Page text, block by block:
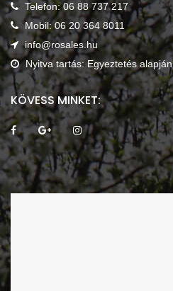
Telefon: 06 88 737 217
Mobil: 06 20 364 8011
info@rosales.hu
Nyitva tartás: Egyeztetés alapján
KÖVESS MINKET: